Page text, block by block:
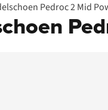
Pedroc 2 Mid